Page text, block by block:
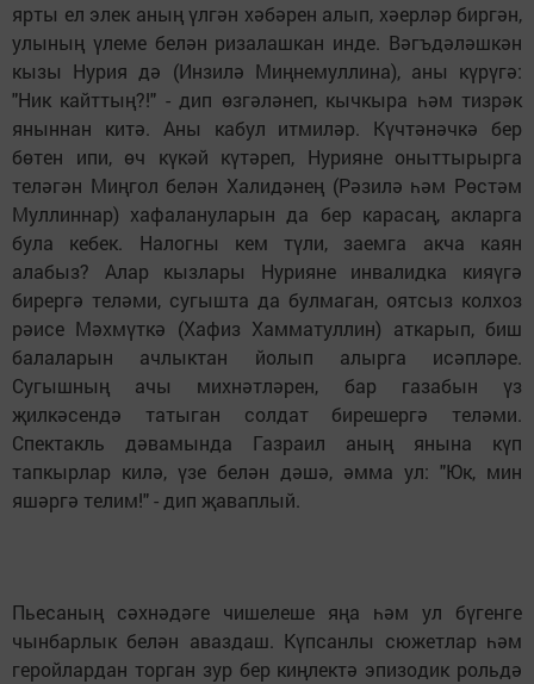
ярты ел элек аның үлгән хәбәрен алып, хәерләр биргән,
улының үлеме белән ризалашкан инде. Вәгъдәләшкән
кызы Нурия дә (Инзилә Миңнемуллина), аны күрүгә:
"Ник кайттың?!" - дип өзгәләнеп, кычкыра һәм тизрәк
яныннан китә. Аны кабул итмиләр. Күчтәнәчкә бер
бөтен ипи, өч күкәй күтәреп, Нурияне оныттырырга
теләгән Миңгол белән Халидәнең (Рәзилә һәм Рөстәм
Муллиннар) хафалануларын да бер карасаң, акларга
була кебек. Налогны кем түли, заемга акча каян
алабыз? Алар кызлары Нурияне инвалидка кияүгә
бирергә теләми, сугышта да булмаган, оятсыз колхоз
рәисе Мәхмүткә (Хафиз Хамматуллин) аткарып, биш
балаларын ачлыктан йолып алырга исәпләре.
Сугышның ачы михнәтләрен, бар газабын үз
җилкәсендә татыган солдат бирешергә теләми.
Спектакль дәвамында Газраил аның янына күп
тапкырлар килә, үзе белән дәшә, әмма ул: "Юк, мин
яшәргә телим!" - дип җаваплый.
Пьесаның сәхнәдәге чишелеше яңа һәм ул бүгенге
чынбарлык белән аваздаш. Күпсанлы сюжетлар һәм
геройлардан торган зур бер киңлектә эпизодик рольдә